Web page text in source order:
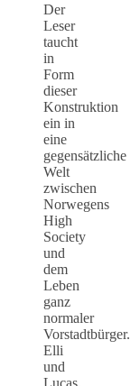
Der
Leser
taucht
in
Form
dieser
Konstruktion
ein in
eine
gegensätzliche
Welt
zwischen
Norwegens
High
Society
und
dem
Leben
ganz
normaler
Vorstadtbürger.
Elli
und
Lucas,